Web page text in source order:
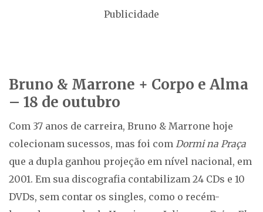
Publicidade
Bruno & Marrone + Corpo e Alma
– 18 de outubro
Com 37 anos de carreira, Bruno & Marrone hoje
colecionam sucessos, mas foi com Dormi na Praça
que a dupla ganhou projeção em nível nacional, em
2001. Em sua discografia contabilizam 24 CDs e 10
DVDs, sem contar os singles, como o recém-